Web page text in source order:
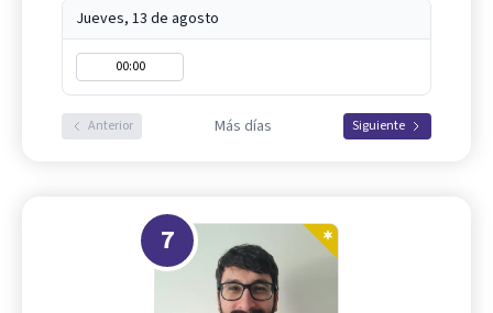
Jueves, 13 de agosto
00:00
Anterior Más días Siguiente
7